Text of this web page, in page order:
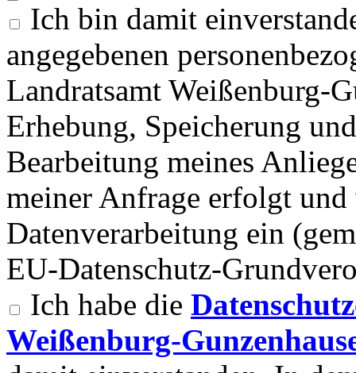
Ich bin damit
angegebenen
Landratsamt Weißenburg-
Erhebung, Speicherung
Bearbeitung meines
meiner Anfrage erfolgt
Datenverarbeitung ein
EU-Datenschutz-
Ich habe die
Weißenburg-